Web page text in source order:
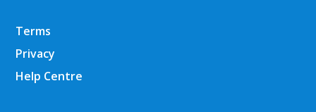
Terms
Privacy
Help Centre